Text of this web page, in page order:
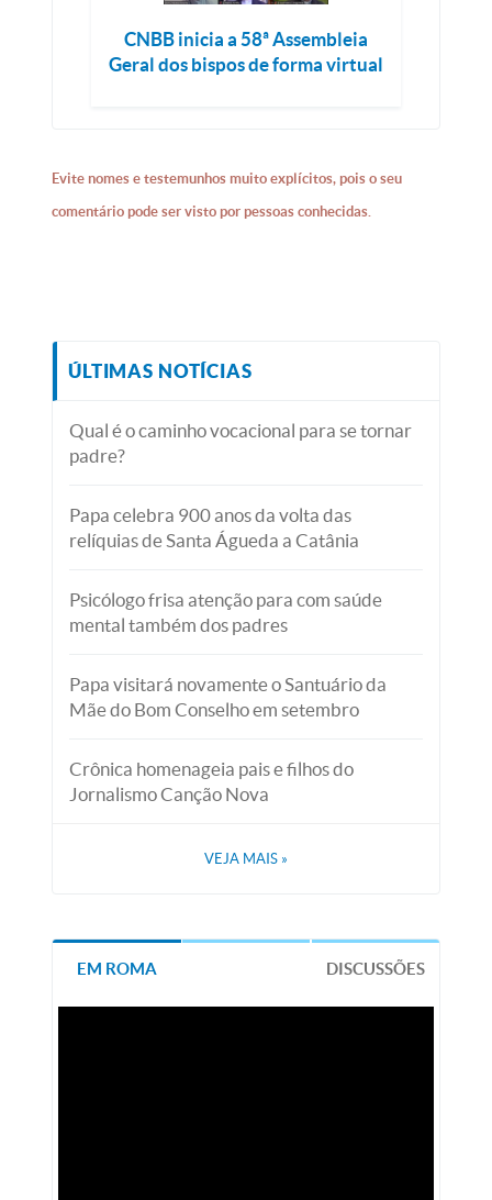
CNBB inicia a 58ª Assembleia
Geral dos bispos de forma virtual
Evite nomes e testemunhos muito explícitos, pois o seu
comentário pode ser visto por pessoas conhecidas.
ÚLTIMAS NOTÍCIAS
Qual é o caminho vocacional para se tornar
padre?
Papa celebra 900 anos da volta das
relíquias de Santa Águeda a Catânia
Psicólogo frisa atenção para com saúde
mental também dos padres
Papa visitará novamente o Santuário da
Mãe do Bom Conselho em setembro
Crônica homenageia pais e filhos do
Jornalismo Canção Nova
VEJA MAIS »
EM ROMA DISCUSSÕES